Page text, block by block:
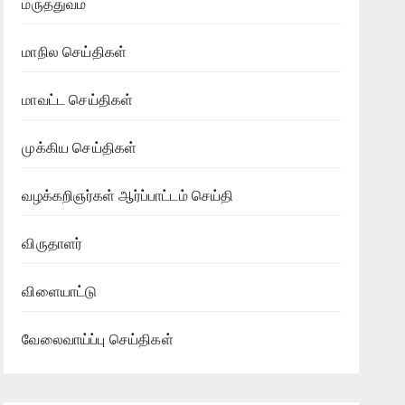
மருத்துவம்
மாநில செய்திகள்
மாவட்ட செய்திகள்
முக்கிய செய்திகள்
வழக்கறிஞர்கள் ஆர்ப்பாட்டம் செய்தி
விருதாளர்
விளையாட்டு
வேலைவாய்ப்பு செய்திகள்